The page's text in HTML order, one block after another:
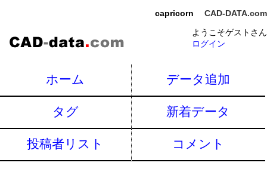
capricorn
CAD-DATA.com
ようこそゲストさん
ログイン
ホーム データ追加
タグ 新着データ
投稿者リスト コメント